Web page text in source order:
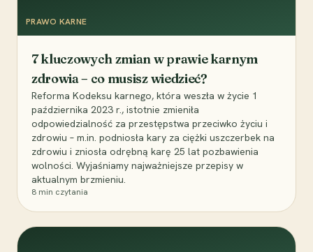
PRAWO KARNE
7 kluczowych zmian w prawie karnym
zdrowia – co musisz wiedzieć?
Reforma Kodeksu karnego, która weszła w życie 1
października 2023 r., istotnie zmieniła
odpowiedzialność za przestępstwa przeciwko życiu i
zdrowiu – m.in. podniosła kary za ciężki uszczerbek na
zdrowiu i zniosła odrębną karę 25 lat pozbawienia
wolności. Wyjaśniamy najważniejsze przepisy w
aktualnym brzmieniu.
8 min czytania